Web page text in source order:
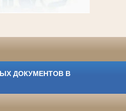
ДОКУМЕНТОВ В